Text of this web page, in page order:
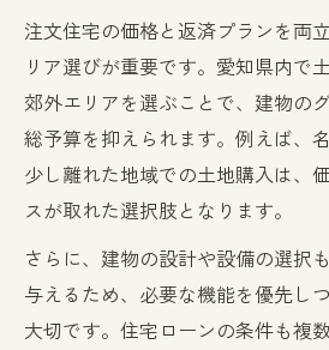
注文住宅の価格と返済プランを両
リア選びが重要です。愛知県内で
郊外エリアを選ぶことで、建物の
総予算を抑えられます。例えば、
少し離れた地域での土地購入は、
スが取れた選択肢となります。
さらに、建物の設計や設備の選択
与えるため、必要な機能を優先し
大切です。住宅ローンの条件も複